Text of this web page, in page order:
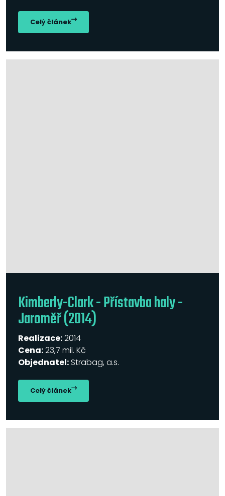
Celý článek
Kimberly-Clark - Přístavba haly -
Jaroměř (2014)
Realizace:2014
Cena:23,7 mil. Kč
Objednatel:Strabag, a.s.
Celý článek